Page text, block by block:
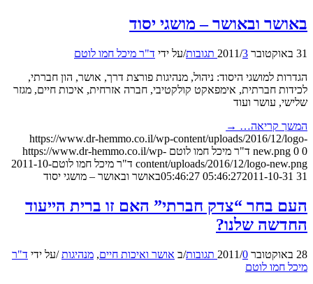
באושר ובאושר – מושגי יסוד
31 באוקטובר 2011 /3 תגובות /על ידי ד"ר מיכל חמו לוטם
הגדרות למושגי היסוד: ניהול, מנהיגות פורצת דרך, אושר, הון חברתי,
לכידות חברתית, אימפאקט קולקטיבי, חברה אזרחית, איכות חיים, מגזר
שלישי, עושר ועוד
המשך קריאה… →
https://www.dr-hemmo.co.il/wp-content/uploads/2016/12/logo-
new.png 0 0 ד"ר מיכל חמו לוטם https://www.dr-hemmo.co.il/wp-
content/uploads/2016/12/logo-new.png ד"ר מיכל חמו לוטם2011-10-
31 05:46:27
2011-10-31 05:46:27 באושר ובאושר – מושגי יסוד
העם בחר “צדק חברתי” האם זו ברית הייעוד
החדשה שלנו?
28 באוקטובר 2011 /0 תגובות /ב אושר ואיכות חיים, מנהיגות /על ידי ד"ר
מיכל חמו לוטם